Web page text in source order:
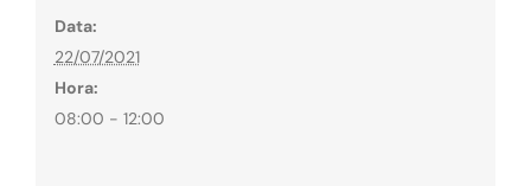
Data:
22/07/2021
Hora:
08:00 - 12:00